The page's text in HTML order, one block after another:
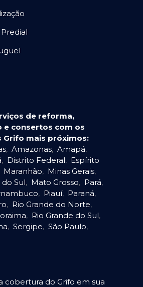
de reforma,
e consertos com os
Grifo mais próximos:
, Amazonas, Amapá,
, Distrito Federal, Espírito
Maranhão, Minas Gerais,
Sul, Mato Grosso, Pará,
, Piauí, Paraná,
, Rio Grande do Norte,
, Rio Grande do Sul,
, Sergipe, São Paulo,
cobertura do Grifo em sua